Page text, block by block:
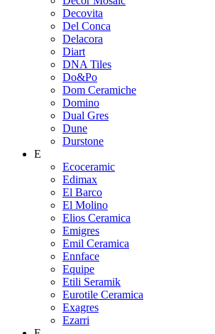
Decovita
Del Conca
Delacora
Diart
DNA Tiles
Do&Po
Dom Ceramiche
Domino
Dual Gres
Dune
Durstone
E
Ecoceramic
Edimax
El Barco
El Molino
Elios Ceramica
Emigres
Emil Ceramica
Ennface
Equipe
Etili Seramik
Eurotile Ceramica
Exagres
Ezarri